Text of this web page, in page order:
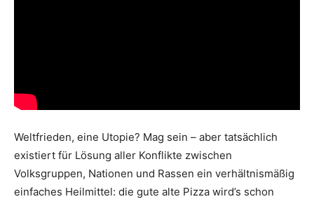
Weltfrieden, eine Utopie? Mag sein – aber tatsächlich
existiert für Lösung aller Konflikte zwischen
Volksgruppen, Nationen und Rassen ein verhältnismäßig
einfaches Heilmittel: die gute alte Pizza wird’s schon